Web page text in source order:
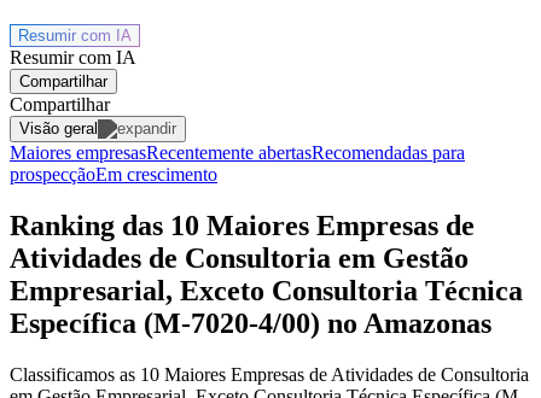
Resumir com IA
Resumir com IA
Compartilhar
Compartilhar
Visão geral
Maiores empresasRecentemente abertasRecomendadas para
prospecçãoEm crescimento
Ranking das 10 Maiores Empresas de
Atividades de Consultoria em Gestão
Empresarial, Exceto Consultoria Técnica
Específica (M-7020-4/00) no Amazonas
Classificamos as 10 Maiores Empresas de Atividades de Consultoria